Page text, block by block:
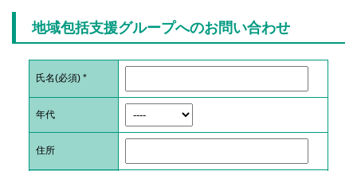
地域包括支援グループへのお問い合わせ
氏名(必須) *
年代
住所